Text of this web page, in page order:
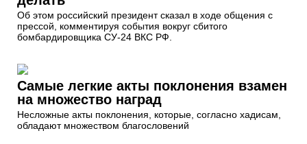
Об этом российский президент сказал в ходе общения с
прессой, комментируя события вокруг сбитого
бомбардировщика СУ-24 ВКС РФ.
Самые легкие акты поклонения взамен
на множество наград
Несложные акты поклонения, которые, согласно хадисам,
обладают множеством благословений